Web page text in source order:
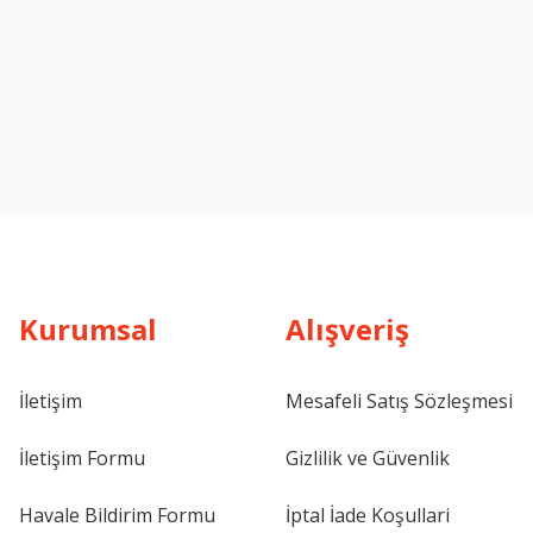
Kurumsal
İletişim
İletişim Formu
Havale Bildirim Formu
Alışveriş
Mesafeli Satış Sözleşmesi
Gizlilik ve Güvenlik
İptal İade Koşullari